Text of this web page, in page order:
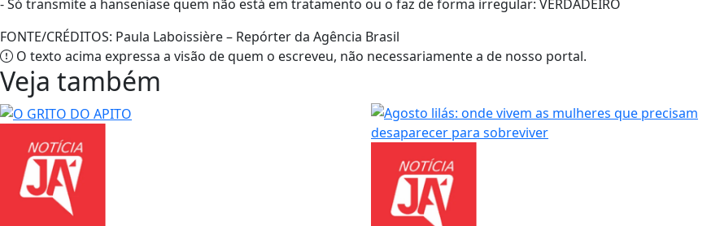
- Só transmite a hanseníase quem não está em tratamento ou o faz de forma irregular: VERDADEIRO
FONTE/CRÉDITOS: Paula Laboissière – Repórter da Agência Brasil
O texto acima expressa a visão de quem o escreveu, não necessariamente a de nosso portal.
Veja também